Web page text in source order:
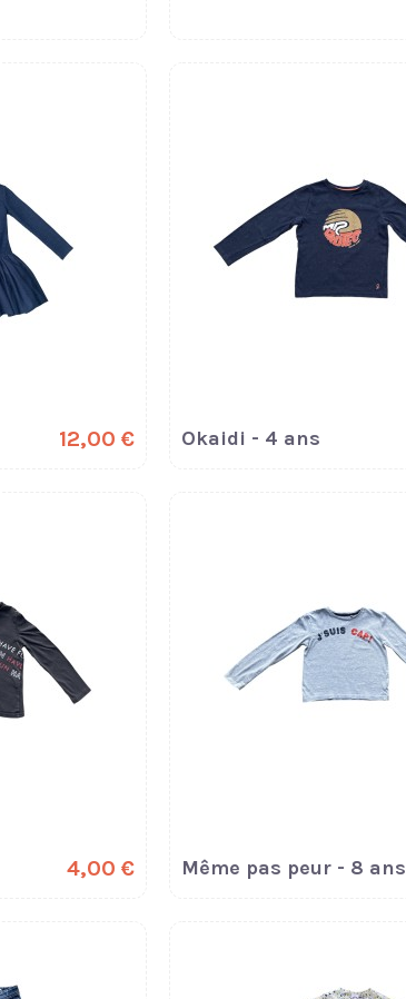
12,00 € Okaidi - 4 ans
4,00 € Même pas peur - 8 ans